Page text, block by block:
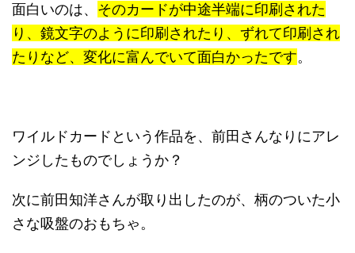
面白いのは、 そのカードが中途半端に印刷された
り、鏡文字のように印刷されたり、ずれて印刷され
たりなど、変化に富んでいて面白かったです。
ワイルドカード という作品を、前田さんなりにアレ
ンジしたものでしょうか？
次に前田知洋さんが取り出したのが、柄のついた小
さな吸盤のおもちゃ。